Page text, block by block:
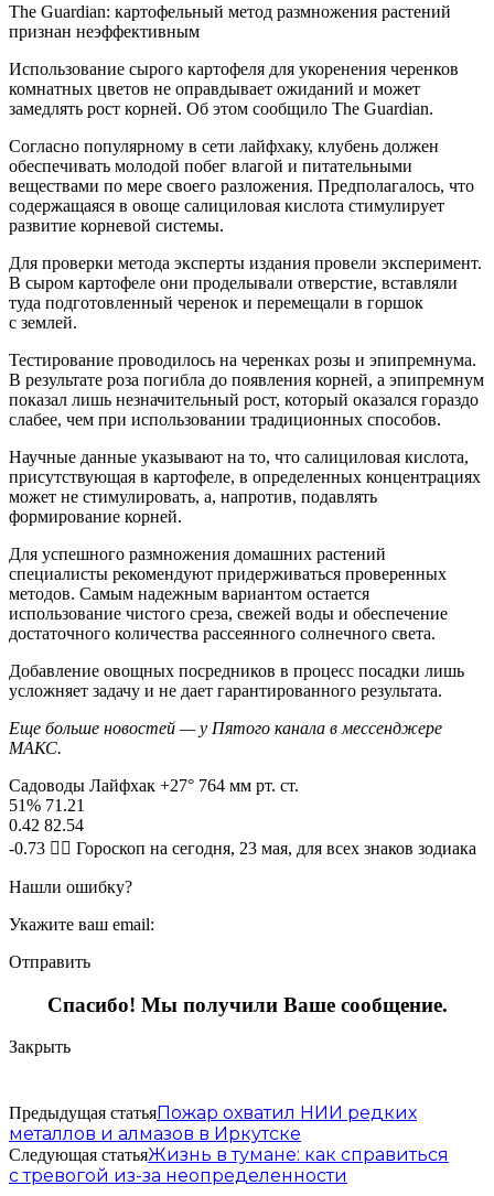
The Guardian: картофельный метод размножения растений
признан неэффективным
Использование сырого картофеля для укоренения черенков
комнатных цветов не оправдывает ожиданий и может
замедлять рост корней. Об этом сообщило The Guardian.
Согласно популярному в сети лайфхаку, клубень должен
обеспечивать молодой побег влагой и питательными
веществами по мере своего разложения. Предполагалось, что
содержащаяся в овоще салициловая кислота стимулирует
развитие корневой системы.
Для проверки метода эксперты издания провели эксперимент.
В сыром картофеле они проделывали отверстие, вставляли
туда подготовленный черенок и перемещали в горшок
с землей.
Тестирование проводилось на черенках розы и эпипремнума.
В результате роза погибла до появления корней, а эпипремнум
показал лишь незначительный рост, который оказался гораздо
слабее, чем при использовании традиционных способов.
Научные данные указывают на то, что салициловая кислота,
присутствующая в картофеле, в определенных концентрациях
может не стимулировать, а, напротив, подавлять
формирование корней.
Для успешного размножения домашних растений
специалисты рекомендуют придерживаться проверенных
методов. Самым надежным вариантом остается
использование чистого среза, свежей воды и обеспечение
достаточного количества рассеянного солнечного света.
Добавление овощных посредников в процесс посадки лишь
усложняет задачу и не дает гарантированного результата.
Еще больше новостей — у Пятого канала в мессенджере
МАКС.
Садоводы Лайфхак +27° 764 мм рт. ст.
51% 71.21
0.42 82.54
-0.73 🧙‍♀ Гороскоп на сегодня, 23 мая, для всех знаков зодиака
Нашли ошибку?
Укажите ваш email:
Отправить
Спасибо! Мы получили Ваше сообщение.
Закрыть
Предыдущая статьяПожар охватил НИИ редких
металлов и алмазов в Иркутске
Следующая статьяЖизнь в тумане: как справиться
с тревогой из-за неопределенности